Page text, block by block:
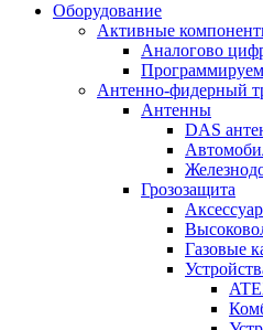
Оборудование
Активные
Аналогово
Антенно-фидерный
Антенны
DAS
Грозозащита
Газовые